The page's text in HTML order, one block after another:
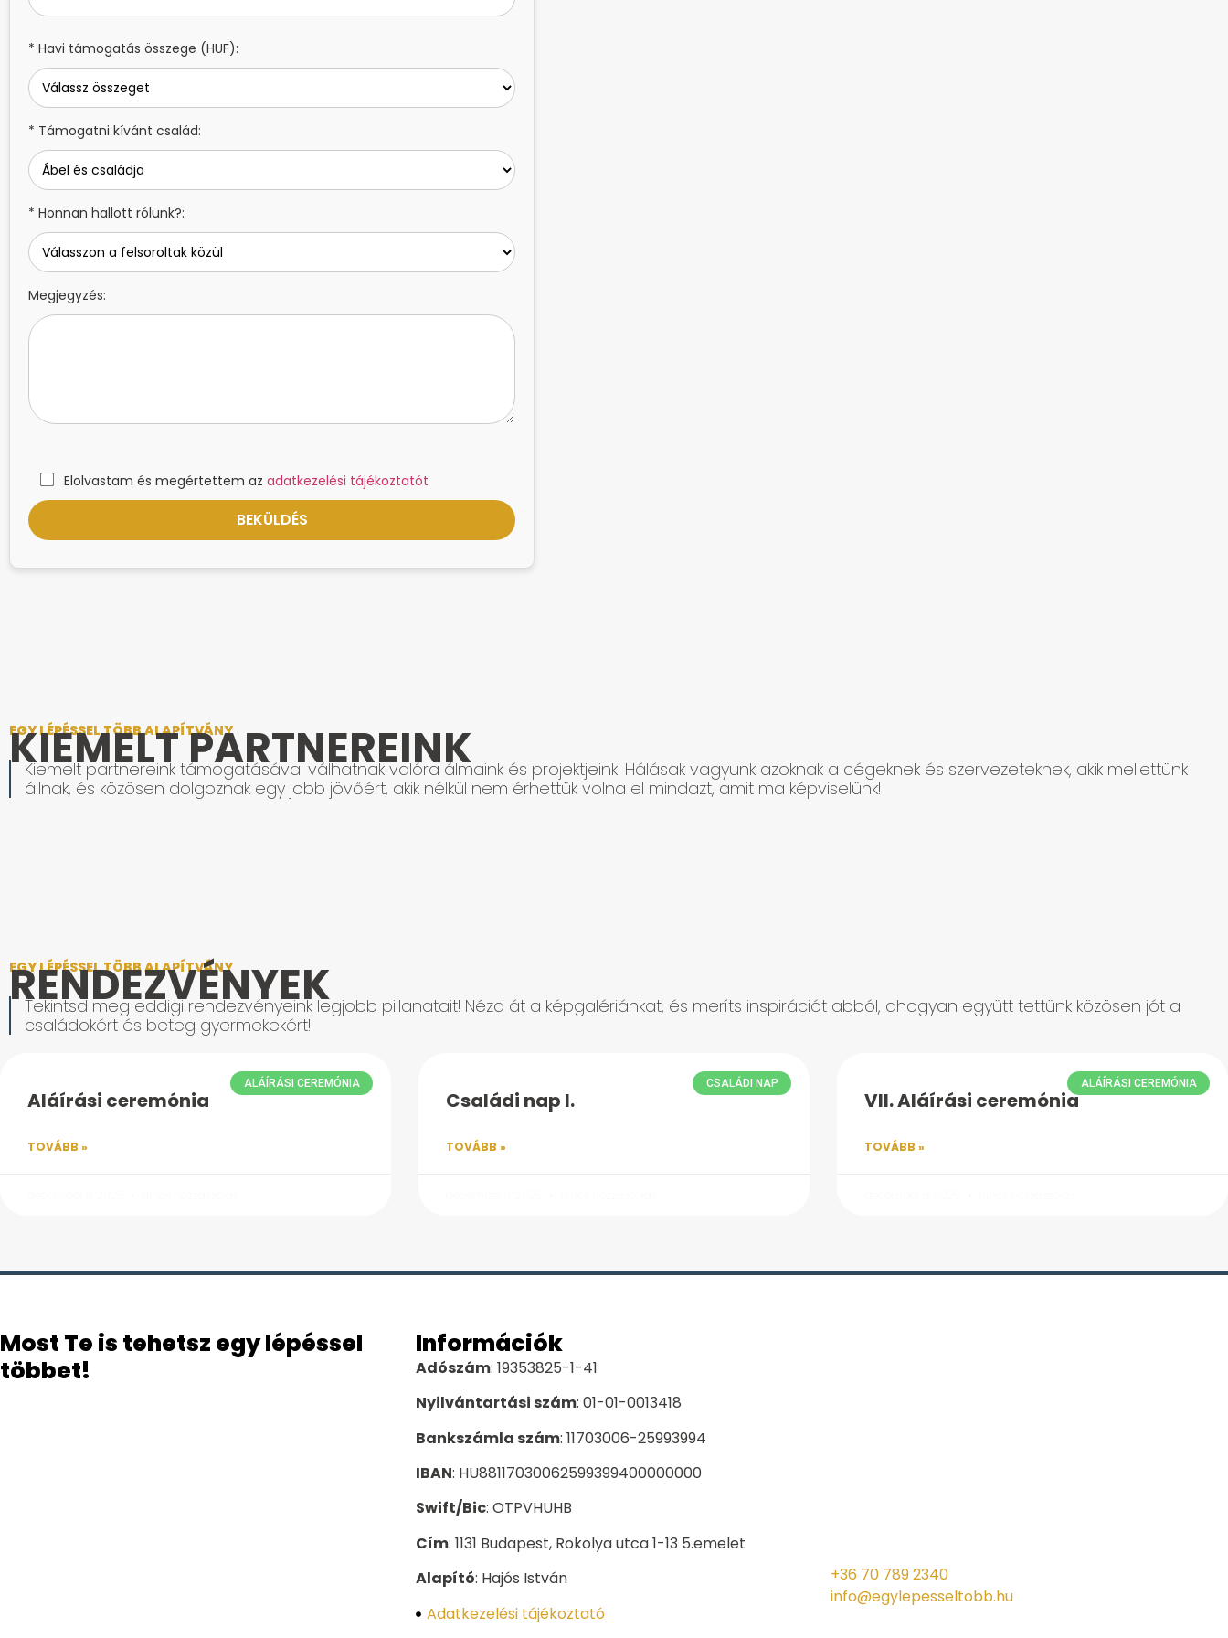
* Havi támogatás összege (HUF):
* Támogatni kívánt család:
* Honnan hallott rólunk?:
Megjegyzés:
Elolvastam és megértettem az adatkezelési tájékoztatót
EGY LÉPÉSSEL TÖBB ALAPÍTVÁNY
KIEMELT PARTNEREINK
Kiemelt partnereink támogatásával válhatnak valóra álmaink és projektjeink. Hálásak vagyunk azoknak a cégeknek és szervezeteknek, akik mellettünk
állnak, és közösen dolgoznak egy jobb jövőért, akik nélkül nem érhettük volna el mindazt, amit ma képviselünk!
EGY LÉPÉSSEL TÖBB ALAPÍTVÁNY
RENDEZVÉNYEK
Tekintsd meg eddigi rendezvényeink legjobb pillanatait! Nézd át a képgalériánkat, és meríts inspirációt abból, ahogyan együtt tettünk közösen jót a
családokért és beteg gyermekekért!
ALÁÍRÁSI CEREMÓNIA
Aláírási ceremónia
TOVÁBB »
CSALÁDI NAP
Családi nap I.
TOVÁBB »
ALÁÍRÁSI CEREMÓNIA
VII. Aláírási ceremónia
TOVÁBB »
Most Te is tehetsz egy lépéssel
többet!
Információk
Adószám: 19353825-1-41
Nyilvántartási szám: 01-01-0013418
Bankszámla szám: 11703006-25993994
IBAN: HU88117030062599399400000000
Swift/Bic: OTPVHUHB
Cím: 1131 Budapest, Rokolya utca 1-13 5.emelet
Alapító: Hajós István
Adatkezelési tájékoztató
+36 70 789 2340
info@egylepesseltobb.hu